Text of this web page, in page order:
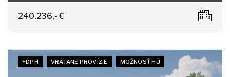
Tajov
240.236,- €
+DPH VRÁTANE PROVÍZIE MOŽNOSŤ HÚ